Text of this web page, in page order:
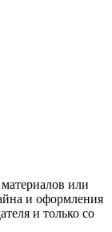
или
и оформления
и только со